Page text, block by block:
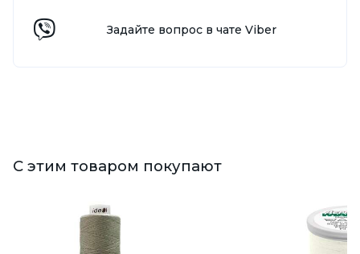
Задайте вопрос в чате Viber
С этим товаром покупают